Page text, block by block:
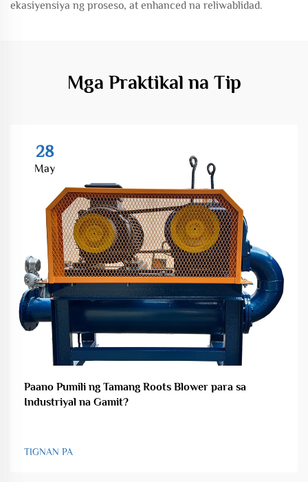
ekasiyensiya ng proseso, at enhanced na reliwablidad.
Mga Praktikal na Tip
28
May
Paano Pumili ng Tamang Roots Blower para sa
Industriyal na Gamit?
TIGNAN PA